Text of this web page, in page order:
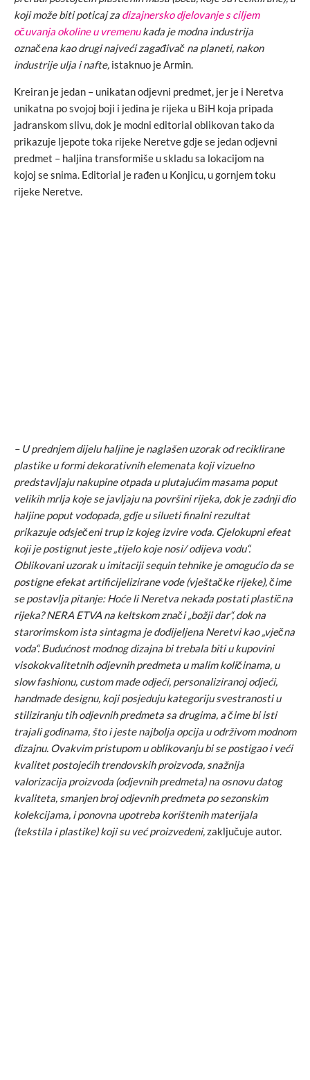
koji može biti poticaj za dizajnersko djelovanje s ciljem
očuvanja okoline u vremenukada je modna industrija
označena kao drugi najveći zagađivač na planeti, nakon
industrije ulja i nafte, istaknuo je Armin.
Kreiran je jedan – unikatan odjevni predmet, jer je i Neretva
unikatna po svojoj boji i jedina je rijeka u BiH koja pripada
jadranskom slivu, dok je modni editorial oblikovan tako da
prikazuje ljepote toka rijeke Neretve gdje se jedan odjevni
predmet – haljina transformiše u skladu sa lokacijom na
kojoj se snima. Editorial je rađen u Konjicu, u gornjem toku
rijeke Neretve.
– U prednjem dijelu haljine je naglašen uzorak od reciklirane
plastike u formi dekorativnih elemenata koji vizuelno
predstavljaju nakupine otpada u plutajućim masama poput
velikih mrlja koje se javljaju na površini rijeka, dok je zadnji dio
haljine poput vodopada, gdje u silueti finalni rezultat
prikazuje odsječeni trup iz kojeg izvire voda. Cjelokupni efeat
koji je postignut jeste „tijelo koje nosi/ odijeva vodu“.
Oblikovani uzorak u imitaciji sequin tehnike je omogućio da se
postigne efekat artificijelizirane vode (vještačke rijeke), čime
se postavlja pitanje: Hoće li Neretva nekada postati plastična
rijeka? NERA ETVA na keltskom znači „božji dar“, dok na
starorimskom ista sintagma je dodijeljena Neretvi kao „vječna
voda“. Budućnost modnog dizajna bi trebala biti u kupovini
visokokvalitetnih odjevnih predmeta u malim količinama, u
slow fashionu, custom made odjeći, personaliziranoj odjeći,
handmade designu, koji posjeduju kategoriju svestranosti u
stiliziranju tih odjevnih predmeta sa drugima, a čime bi isti
trajali godinama, što i jeste najbolja opcija u održivom modnom
dizajnu. Ovakvim pristupom u oblikovanju bi se postigao i veći
kvalitet postojećih trendovskih proizvoda, snažnija
valorizacija proizvoda (odjevnih predmeta) na osnovu datog
kvaliteta, smanjen broj odjevnih predmeta po sezonskim
kolekcijama, i ponovna upotreba korištenih materijala
(tekstila i plastike) koji su već proizvedeni,zaključuje autor.